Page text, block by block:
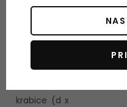
stroja (d x š
x 195 cm
krabice (d x